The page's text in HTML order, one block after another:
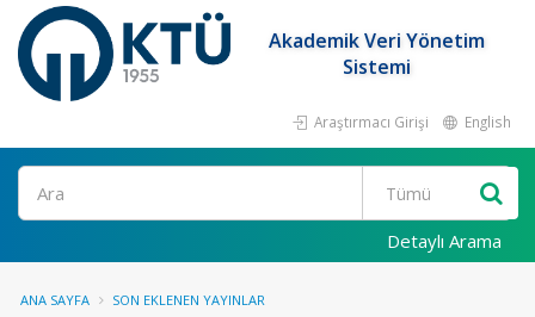
Akademik Veri Yönetim
Sistemi
Araştırmacı Girişi English
Ara
Detaylı Arama
ANA SAYFA SON EKLENEN YAYINLAR